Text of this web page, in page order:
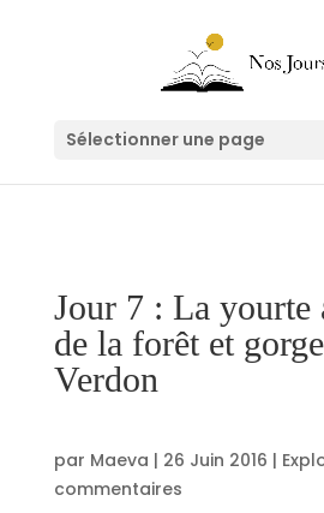
Sélectionner une page
Jour 7 : La yourte
de la forêt et
Verdon
par Maeva | 26 Juin 2016 |
commentaires